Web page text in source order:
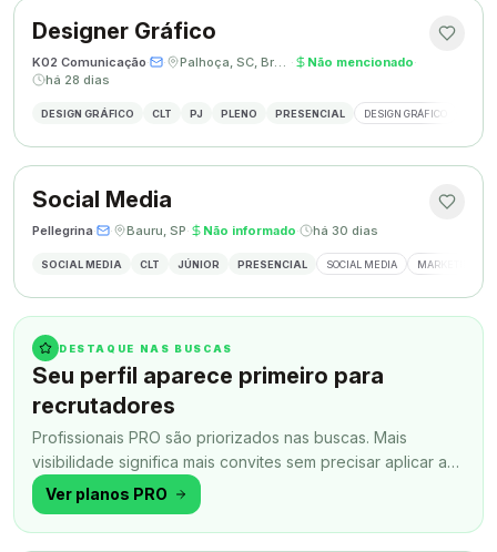
Designer Gráfico
K02 Comunicação· · Palhoça, SC, Brasil · Não mencionado·
há 28 dias
DESIGN GRÁFICO CLT PJ PLENO PRESENCIAL DESIGN GRÁFICO
Social Media
Pellegrina· · Bauru, SP· Não informado· há 30 dias
SOCIAL MEDIA CLT JÚNIOR PRESENCIAL SOCIAL MEDIA MARKETING
DESTAQUE NAS BUSCAS
Seu perfil aparece primeiro para
recrutadores
Profissionais PRO são priorizados nas buscas. Mais
visibilidade significa mais convites sem precisar aplicar a
todo momento.
Ver planos PRO